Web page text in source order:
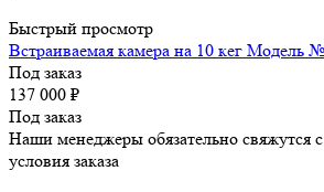
Быстрый просмотр
Встраиваемая камера на 10 кег Модель
Под заказ
137 000 ₽
Под заказ
Наши менеджеры обязательно свяжутся
условия заказа